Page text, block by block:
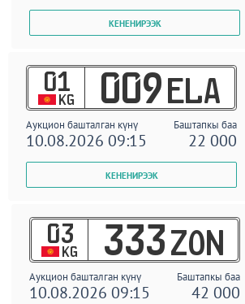
01
KG 009 ELA
Аукцион башталган күнү Баштапкы баа
10.08.2026 09:15 22 000
03
KG 333 ZON
Аукцион башталган күнү Баштапкы баа
10.08.2026 09:15 42 000